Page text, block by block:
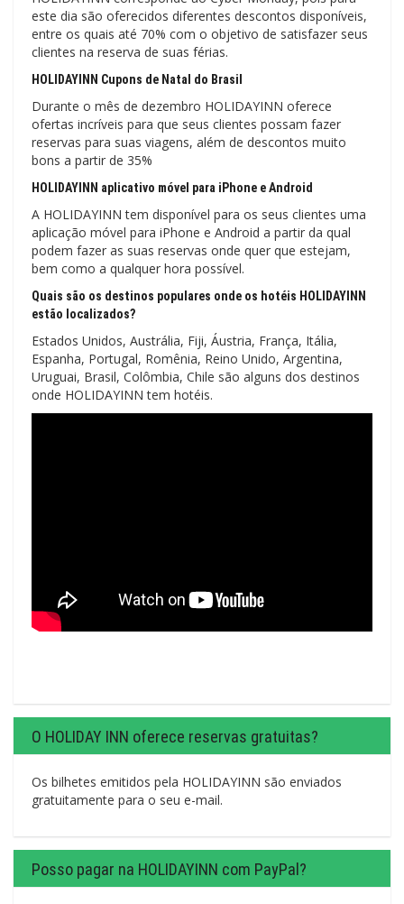
este dia são oferecidos diferentes descontos disponíveis,
entre os quais até 70% com o objetivo de satisfazer seus
clientes na reserva de suas férias.
HOLIDAYINN Cupons de Natal do Brasil
Durante o mês de dezembro HOLIDAYINN oferece
ofertas incríveis para que seus clientes possam fazer
reservas para suas viagens, além de descontos muito
bons a partir de 35%
HOLIDAYINN aplicativo móvel para iPhone e Android
A HOLIDAYINN tem disponível para os seus clientes uma
aplicação móvel para iPhone e Android a partir da qual
podem fazer as suas reservas onde quer que estejam,
bem como a qualquer hora possível.
Quais são os destinos populares onde os hotéis HOLIDAYINN
estão localizados?
Estados Unidos, Austrália, Fiji, Áustria, França, Itália,
Espanha, Portugal, Romênia, Reino Unido, Argentina,
Uruguai, Brasil, Colômbia, Chile são alguns dos destinos
onde HOLIDAYINN tem hotéis.
O HOLIDAY INN oferece reservas gratuitas?
Os bilhetes emitidos pela HOLIDAYINN são enviados
gratuitamente para o seu e-mail.
Posso pagar na HOLIDAYINN com PayPal?